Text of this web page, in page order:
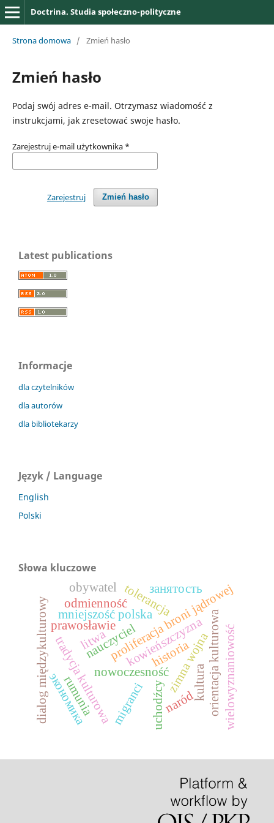
Doctrina. Studia społeczno-polityczne
Strona domowa / Zmień hasło
Zmień hasło
Podaj swój adres e-mail. Otrzymasz wiadomość z
instrukcjami, jak zresetować swoje hasło.
Zarejestruj e-mail użytkownika *
Zmień hasło
Zarejestruj
Latest publications
Informacje
dla czytelników
dla autorów
dla bibliotekarzy
Język / Language
English
Polski
Słowa kluczowe
proliferacja broni jądrowej
zimna wojna
nowoczesność
prawosławie orientacja kulturowawielowyznaniowość
tradycja kulturowa
mniejszość polska
kowieńszczyzna
nauczyciel
tolerancja
odmienność
dialog międzykulturowy kultura
uchodźcy
migranci
rumunia naród
historia
obywatel
litwa
экономика
занятость